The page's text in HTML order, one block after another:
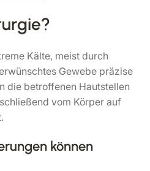
Kälte, meist durch
Gewebe präzise
die betroffenen Hautstellen
vom Körper auf
können